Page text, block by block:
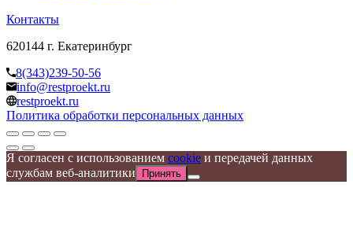
Контакты
620144 г. Екатеринбург
8(343)239-50-56
info@restproekt.ru
restproekt.ru
Политика обработки персональных данных
Я согласен с использованием cookie и передачей данных
службам веб-аналитики
Принять